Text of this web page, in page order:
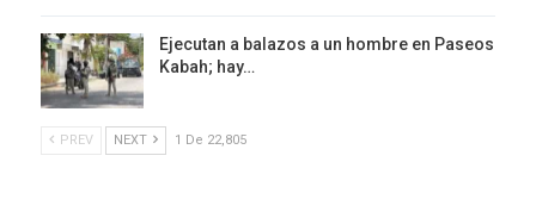
Ejecutan a balazos a un hombre en Paseos
Kabah; hay…
PREV NEXT 1 De 22,805